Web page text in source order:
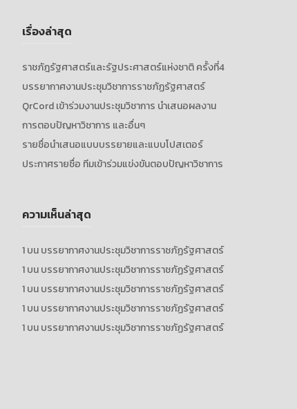
เรื่องล่าสุด
ราชภัฎรัฐศาสตร์และรัฐประศาสตร์แห่งชาติ ครั้งที่4
บรรยากาศงานประชุมวิชาการราชภัฏรัฐศาสตร์
QrCord เข้าร่วมงานประชุมวิชาการ นำเสนอผลงาน
การตอบปัญหาวิชาการ และอื่นๆ
รายชื่อนำเสนอแบบบรรยายและแบบโปสเตอร์
ประกาศรายชื่อ ทีมเข้าร่วมแข่งขันตอบปัญหาวิชาการ
ความเห็นล่าสุด
1บนบรรยากาศงานประชุมวิชาการราชภัฏรัฐศาสตร์
1บนบรรยากาศงานประชุมวิชาการราชภัฏรัฐศาสตร์
1บนบรรยากาศงานประชุมวิชาการราชภัฏรัฐศาสตร์
1บนบรรยากาศงานประชุมวิชาการราชภัฏรัฐศาสตร์
1บนบรรยากาศงานประชุมวิชาการราชภัฏรัฐศาสตร์